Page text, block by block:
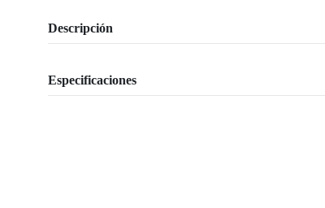
Descripción
Especificaciones